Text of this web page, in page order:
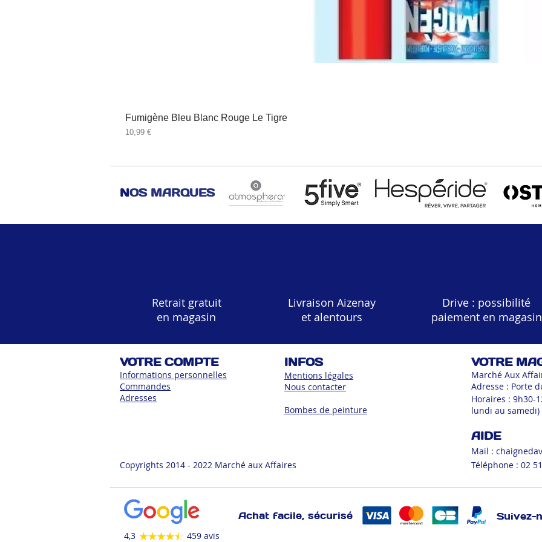
Fumigène Bleu Blanc Rouge Le Tigre
Prix
10,99 €
NOS MARQUES
Retrait gratuit
en magasin
Livraison Aizenay
et alentours
Drive : possibilité
paiement en magasin
VOTRE COMPTE
Informations personnelles
Commandes
Adresses
INFOS
Mentions légales
Nous contacter
Bombes de peinture
Copyrights 2014 - 2022 Marché aux Affaires
VOTRE
Marché Aux
Adresse : Porte
Horaires : 9h30-
lundi au samedi)
AIDE
Mail :
Téléphone : 02
4,3 459 avis
Achat facile, sécurisé Suivez-